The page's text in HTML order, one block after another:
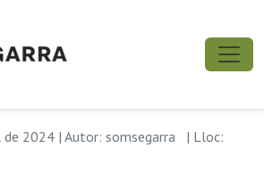
2024 | Autor: somsegarra
| Lloc: